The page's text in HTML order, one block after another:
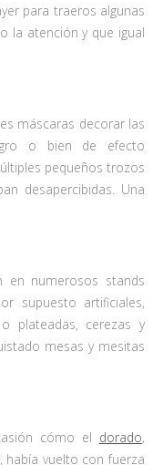
para traeros algunas
la atención y que igual
máscaras decorar las
o bien de efecto
pequeños trozos
desapercibidas. Una
en numerosos stands
supuesto artificiales,
plateadas, cerezas y
mesas y mesitas
cómo el dorado,
vuelto con fuerza